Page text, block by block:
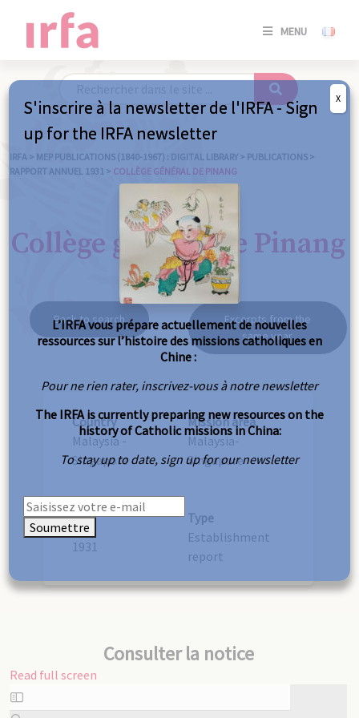
MENU
SE
/
IRFA > MEP PUBLICATIONS (1840-1967) : DIGITAL LIBRARY > PUBLICATIONS >
RAPPORT ANNUEL 1931 > COLLÈGE GÉNÉRAL DE PINANG
Collège général de Pinang
Back to search
Excerpts from the
same year
Country
Malaysia -
Singapore
Mission area
Malaysia-
Singapore
Year
1931
Type
Establishment
report
Consulter la notice
Read full screen
Skip
to
S'inscrire à la newsletter de l'IRFA - Sign
up for the IRFA newsletter
L’IRFA vous prépare actuellement de nouvelles
ressources sur l’histoire des missions catholiques en
Chine :
Pour ne rien rater, inscrivez-vous à notre newsletter
The IRFA is currently preparing new resources on the
history of Catholic missions in China:
To stay up to date, sign up for our newsletter
Soumettre
X